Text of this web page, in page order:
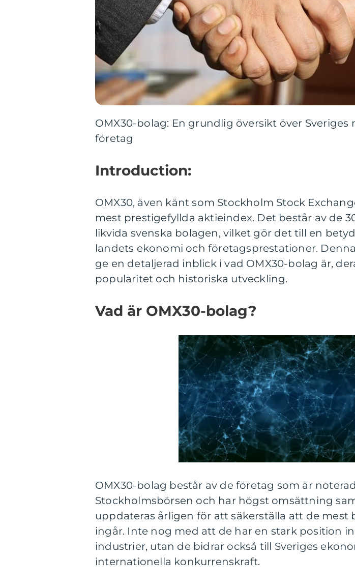
OMX30-bolag: En grundlig översikt över Sveriges
företag
Introduction:
OMX30, även känt som Stockholm Stock
mest prestigefyllda aktieindex. Det består av de
likvida svenska bolagen, vilket gör det till en
landets ekonomi och företagsprestationer.
ge en detaljerad inblick i vad OMX30-bolag är,
popularitet och historiska utveckling.
Vad är OMX30-bolag?
OMX30-bolag består av de företag som är
Stockholmsbörsen och har högst omsättning
uppdateras årligen för att säkerställa att de mest
ingår. Inte nog med att de har en stark position
industrier, utan de bidrar också till Sveriges
internationella konkurrenskraft.